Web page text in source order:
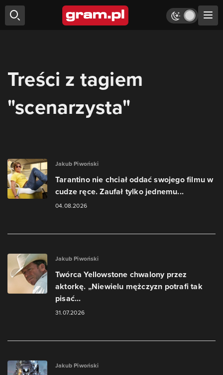
Treści z tagiem
"scenarzysta"
Jakub Piwoński
Tarantino nie chciał oddać swojego filmu w
cudze ręce. Zaufał tylko jednemu...
04.08.2026
Jakub Piwoński
Twórca Yellowstone chwalony przez
aktorkę. „Niewielu mężczyzn potrafi tak
pisać...
31.07.2026
Jakub Piwoński